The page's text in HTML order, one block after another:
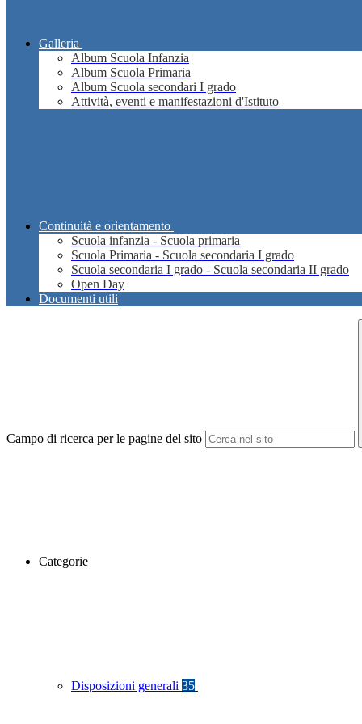
Galleria
Album Scuola Infanzia
Album Scuola Primaria
Album Scuola secondari I grado
Attività, eventi e manifestazioni d'Istituto
Continuità e orientamento
Scuola infanzia - Scuola primaria
Scuola Primaria - Scuola secondaria I grado
Scuola secondaria I grado - Scuola secondaria II grado
Open Day
Documenti utili
Campo di ricerca per le pagine del sito
Categorie
Disposizioni generali 35